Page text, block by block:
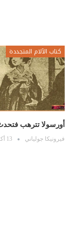
كتاب الآلام المتجددة
أورسولا تترهب
فيرونيكا جولياني 13 أكتوبر، 2017